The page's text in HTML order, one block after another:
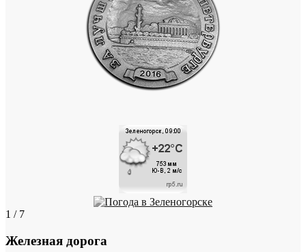
1 / 7
Железная дорога